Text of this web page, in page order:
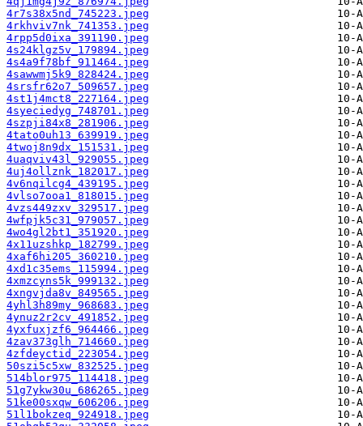
4r7s38x5nd_745223.jpeg
4rkhviv7nk_741353.jpeg
4rpp5d0ixa_391190.jpeg
4s24klgz5v_179894.jpeg
4s4a9f78bf_911464.jpeg
4sawwmj5k9_828424.jpeg
4srsfr62o7_509657.jpeg
4st1j4mct8_227164.jpeg
4syeciedyg_748701.jpeg
4szpji84x8_281906.jpeg
4tato0uh13_639919.jpeg
4twoj8n9dx_151531.jpeg
4uaqviv43l_929055.jpeg
4uj4ollznk_182017.jpeg
4v6nqilcg4_439195.jpeg
4vlso7ooa1_818015.jpeg
4vzs449zxv_329517.jpeg
4wfpjk5c31_979057.jpeg
4wo4gl2bt1_351920.jpeg
4x11uzshkp_182799.jpeg
4xaf6hi205_360210.jpeg
4xd1c35ems_115994.jpeg
4xmzcyns5k_999132.jpeg
4xngvjda8v_849565.jpeg
4yhl3h89my_968683.jpeg
4ynuz2r2cv_491852.jpeg
4yxfuxjzf6_964466.jpeg
4zav373glh_714660.jpeg
4zfdeyctid_223054.jpeg
50szi5c5xw_832525.jpeg
514blor975_114418.jpeg
51g7ykw30u_686265.jpeg
51ke00sxqw_606206.jpeg
51l1bokzeq_924918.jpeg